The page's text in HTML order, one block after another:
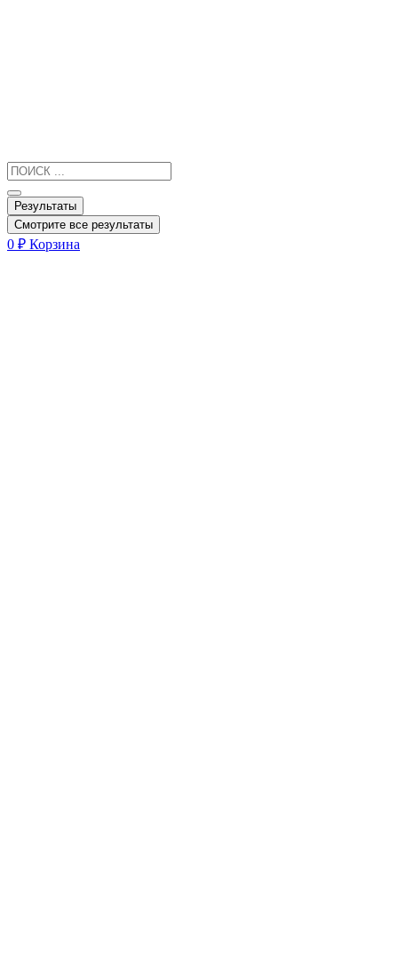
Результаты
Смотрите все результаты
0 ₽ Корзина